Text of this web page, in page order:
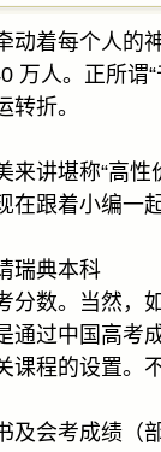
动着每个人的
万人。正所谓
折。
讲堪称“高性
在跟着小编一
瑞典本科
分数。当然，
通过中国高考
课程的设置。
及会考成绩（